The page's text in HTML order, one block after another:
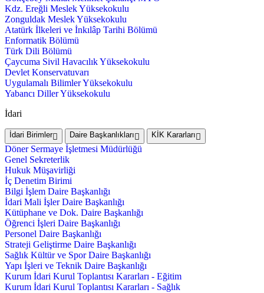
Kdz. Ereğli Meslek Yüksekokulu
Zonguldak Meslek Yüksekokulu
Atatürk İlkeleri ve İnkılâp Tarihi Bölümü
Enformatik Bölümü
Türk Dili Bölümü
Çaycuma Sivil Havacılık Yüksekokulu
Devlet Konservatuvarı
Uygulamalı Bilimler Yüksekokulu
Yabancı Diller Yüksekokulu
İdari
İdari Birimler Daire Başkanlıkları KİK Kararları
Döner Sermaye İşletmesi Müdürlüğü
Genel Sekreterlik
Hukuk Müşavirliği
İç Denetim Birimi
Bilgi İşlem Daire Başkanlığı
İdari Mali İşler Daire Başkanlığı
Kütüphane ve Dok. Daire Başkanlığı
Öğrenci İşleri Daire Başkanlığı
Personel Daire Başkanlığı
Strateji Geliştirme Daire Başkanlığı
Sağlık Kültür ve Spor Daire Başkanlığı
Yapı İşleri ve Teknik Daire Başkanlığı
Kurum İdari Kurul Toplantısı Kararları - Eğitim
Kurum İdari Kurul Toplantısı Kararları - Sağlık